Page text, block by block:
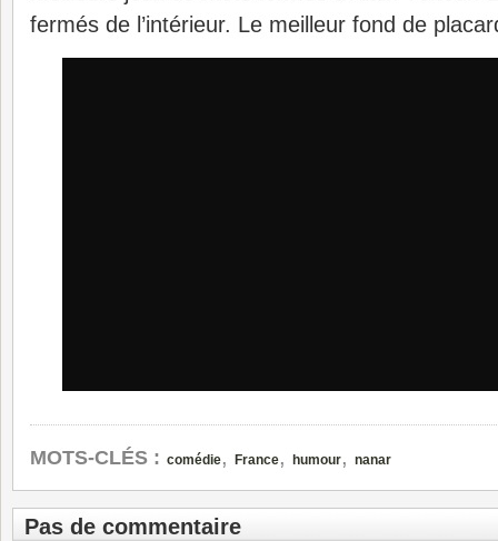
fermés de l’intérieur. Le meilleur fond de
MOTS-CLÉS : comédie, France, humour, nanar
Pas de commentaire